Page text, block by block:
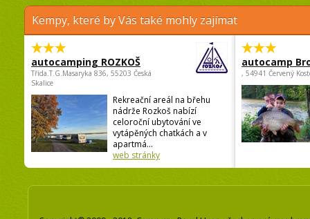
Kempy, které by Vás také mohly zajímat
autocamping ROZKOŠ
Třída.T.G.Masaryka 836, 55203 Česká
Skalice
Rekreační areál na břehu
nádrže Rozkoš nabízí
celoroční ubytování ve
vytápěných chatkách a v
apartmá...
web stránky
autocamp
, 54941 Červený